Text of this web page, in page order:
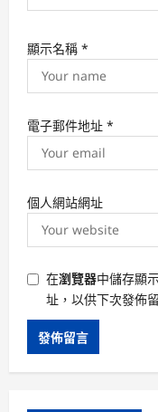
顯示名稱 *
電子郵件地址 *
個人網站網址
在瀏覽器中儲存顯
址，以供下次發佈